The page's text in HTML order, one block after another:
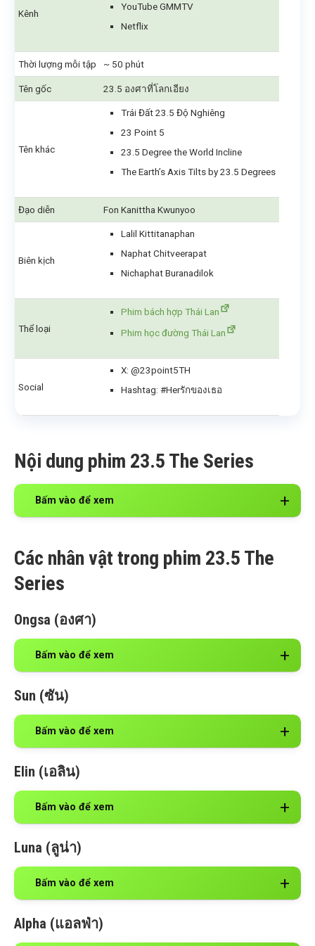
Kênh
YouTube GMMTV
Netflix
Thời lượng mỗi tập ~ 50 phút
Tên gốc 23.5 องศาที่โลกเอียง
Tên khác
Trái Đất 23.5 Độ Nghiêng
23 Point 5
23.5 Degree the World Incline
The Earth’s Axis Tilts by 23.5 Degrees
Đạo diễn Fon Kanittha Kwunyoo
Biên kịch
Lalil Kittitanaphan
Naphat Chitveerapat
Nichaphat Buranadilok
Thể loại
Phim bách hợp Thái Lan
Phim học đường Thái Lan
Social
X: @23point5TH
Hashtag: #Herรักของเธอ
Nội dung phim 23.5 The Series
Bấm vào để xem
Các nhân vật trong phim 23.5 The
Series
Ongsa (องศา)
Bấm vào để xem
Sun (ซัน)
Bấm vào để xem
Elin (เอลิน)
Bấm vào để xem
Luna (ลูน่า)
Bấm vào để xem
Alpha (แอลฟ่า)